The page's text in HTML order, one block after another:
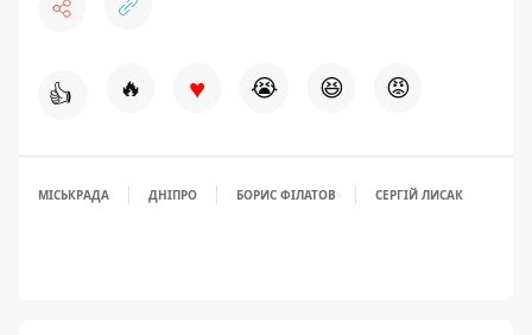
👍 🔥 ♥ 😭 😆 😡
МІСЬКРАДА ДНІПРО БОРИС ФІЛАТОВ СЕРГІЙ ЛИСАК